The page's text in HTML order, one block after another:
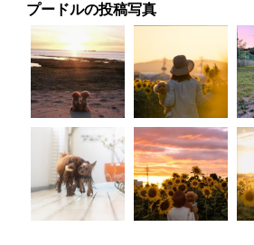
プードルの投稿写真